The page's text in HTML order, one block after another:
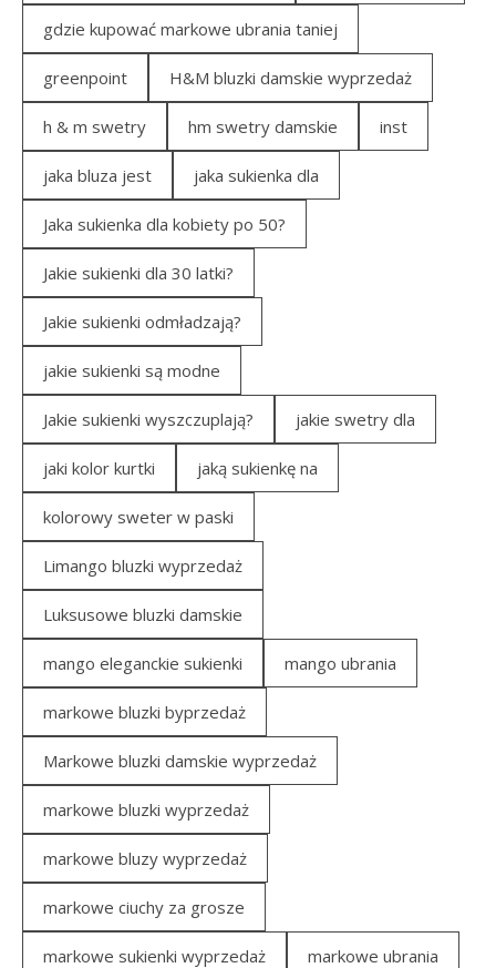
gdzie kupować markowe ubrania taniej
greenpoint H&M bluzki damskie wyprzedaż
h & m swetry hm swetry damskie inst
jaka bluza jest jaka sukienka dla
Jaka sukienka dla kobiety po 50?
Jakie sukienki dla 30 latki?
Jakie sukienki odmładzają?
jakie sukienki są modne
Jakie sukienki wyszczuplają? jakie swetry dla
jaki kolor kurtki jaką sukienkę na
kolorowy sweter w paski
Limango bluzki wyprzedaż
Luksusowe bluzki damskie
mango eleganckie sukienki mango ubrania
markowe bluzki byprzedaż
Markowe bluzki damskie wyprzedaż
markowe bluzki wyprzedaż
markowe bluzy wyprzedaż
markowe ciuchy za grosze
markowe sukienki wyprzedaż markowe ubrania